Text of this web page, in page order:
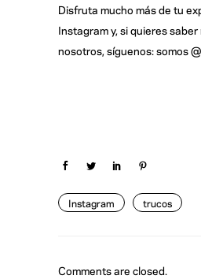
Disfruta mucho más de tu
Instagram y, si quieres saber
nosotros, síguenos: somos @
Instagram trucos
Comments are closed.